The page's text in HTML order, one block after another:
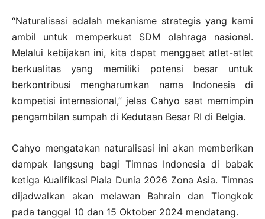
“Naturalisasi adalah mekanisme strategis yang kami
ambil untuk memperkuat SDM olahraga nasional.
Melalui kebijakan ini, kita dapat menggaet atlet-atlet
berkualitas yang memiliki potensi besar untuk
berkontribusi mengharumkan nama Indonesia di
kompetisi internasional,” jelas Cahyo saat memimpin
pengambilan sumpah di Kedutaan Besar RI di Belgia.
Cahyo mengatakan naturalisasi ini akan memberikan
dampak langsung bagi Timnas Indonesia di babak
ketiga Kualifikasi Piala Dunia 2026 Zona Asia. Timnas
dijadwalkan akan melawan Bahrain dan Tiongkok
pada tanggal 10 dan 15 Oktober 2024 mendatang.